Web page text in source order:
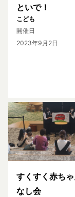
といで！
こども
開催日
2023年9月2日
すくすく赤ち
なし会